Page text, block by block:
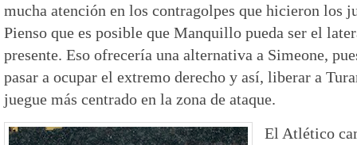
mucha atención en los contragolpes que hicieron los
Pienso que es posible que Manquillo pueda ser el
presente. Eso ofrecería una alternativa a Simeone,
pasar a ocupar el extremo derecho y así, liberar a
juegue más centrado en la zona de ataque.
El Atlético